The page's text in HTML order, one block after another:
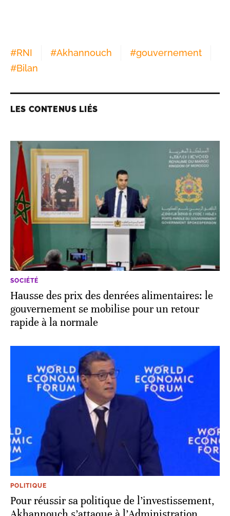
#RNI #Akhannouch #gouvernement
#Bilan
LES CONTENUS LIÉS
SOCIÉTÉ
Hausse des prix des denrées alimentaires: le
gouvernement se mobilise pour un retour
rapide à la normale
POLITIQUE
Pour réussir sa politique de l’investissement,